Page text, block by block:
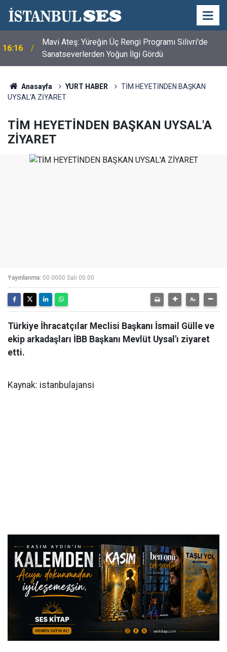
16:16
Mavi Ateş: Yüreğin Üç Rengi Programı Silivri'de
Sanatseverlerden Yoğun İlgi Gördü
Anasayfa YURT HABER
TİM HEYETİNDEN BAŞKAN
UYSAL'A ZİYARET
TİM HEYETİNDEN BAŞKAN UYSAL'A
ZİYARET
Yayınlanma: 00 0000 Salı 00:00
Türkiye İhracatçılar Meclisi Başkanı İsmail Gülle ve
ekip arkadaşları İBB Başkanı Mevlüt Uysal'ı ziyaret
etti.
Kaynak: istanbulajansi